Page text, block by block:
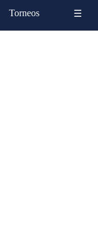
Torneos ☰